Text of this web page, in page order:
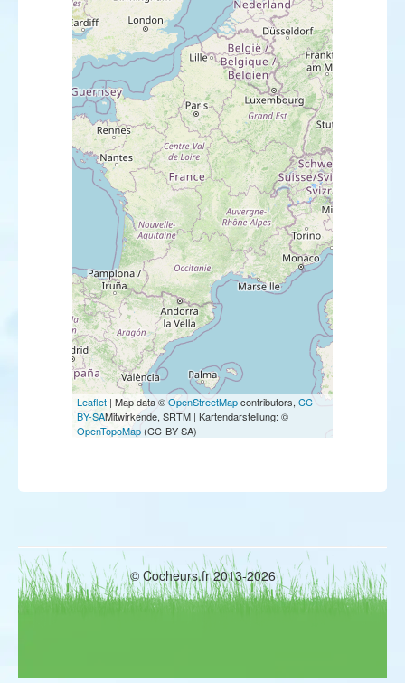
Leaflet | Map data ©OpenStreetMapcontributors, CC-
BY-SAMitwirkende, SRTM | Kartendarstellung: ©
OpenTopoMap (CC-BY-SA)
© Cocheurs.fr 2013-2026